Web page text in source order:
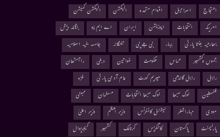
احتجاج اسرائیل اقوام متحدہ الیکشن
الیکشن کمیشن
امریکہ
انتخابات اپوزیشن ایران اے ایم یو
بنگلہ دیش
بھارتیہ جنتا پارٹی
بہار بی جے پی تلنگانہ
جامعہ ملیہ اسلامیہ
جموں وکشمیر
حماس حکومت خواتین دہلی
راجستھان
راہل
راہل گاندھی سپریم کورٹ عام آدمی پارٹی
غزہ
فلسطین
لوک سبھا لوک سبھا انتخابات مسلمان
ممبئی
مودی
مہاراشٹر نیشنل کانفرنس وزیر اعظم
وزیر اعلیٰ
پارلیمنٹ
پاکستان کانگریس کرناٹک کشمیر
کیجریوال